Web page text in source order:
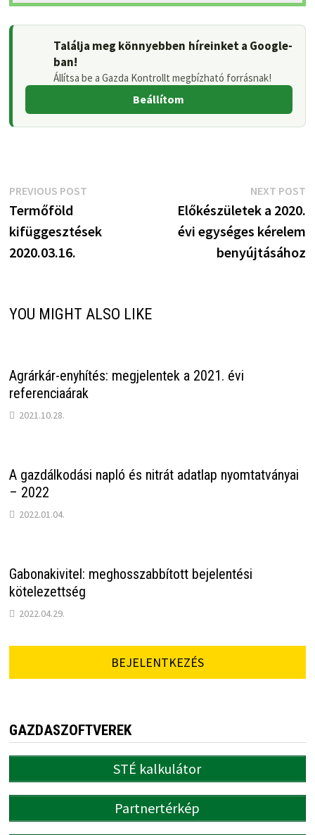
Találja meg könnyebben híreinket a Google-
ban!
Állítsa be a Gazda Kontrollt megbízható forrásnak!
Beállítom
Bejegyzés
navigáció
PREVIOUS POSTPrevious
Termőföld
kifüggesztések
2020.03.16.
NEXT POST
Előkészületek a 2020.
évi egységes kérelem
benyújtásához
YOU MIGHT ALSO LIKE
Agrárkár-enyhítés: megjelentek a 2021. évi
referenciaárak
2021.10.28.
A gazdálkodási napló és nitrát adatlap nyomtatványai
– 2022
2022.01.04.
Gabonakivitel: meghosszabbított bejelentési
kötelezettség
2022.04.29.
BEJELENTKEZÉS
GAZDASZOFTVEREK
STÉ kalkulátor
Partnertérkép